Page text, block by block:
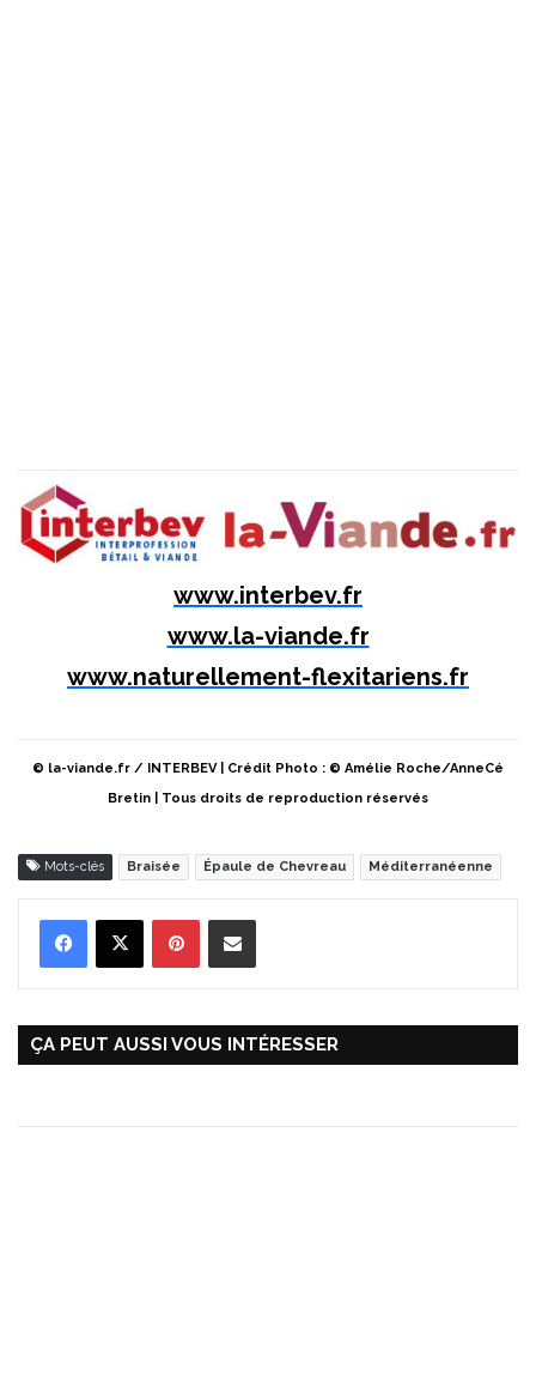
www.interbev.fr
www.la-viande.fr
www.naturellement-flexitariens.fr
© la-viande.fr / INTERBEV | Crédit Photo : © Amélie Roche/AnneCé
Bretin | Tous droits de reproduction réservés
Mots-clés Braisée Épaule de Chevreau Méditerranéenne
ÇA PEUT AUSSI VOUS INTÉRESSER